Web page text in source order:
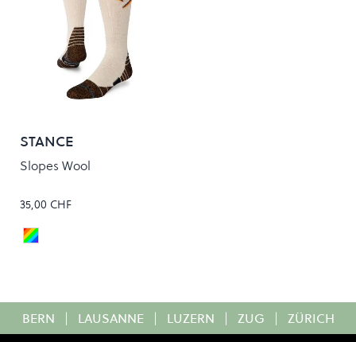
STANCE
Slopes Wool
35,00 CHF
Colour
Multi
BERN | LAUSANNE | LUZERN | ZUG | ZÜRICH